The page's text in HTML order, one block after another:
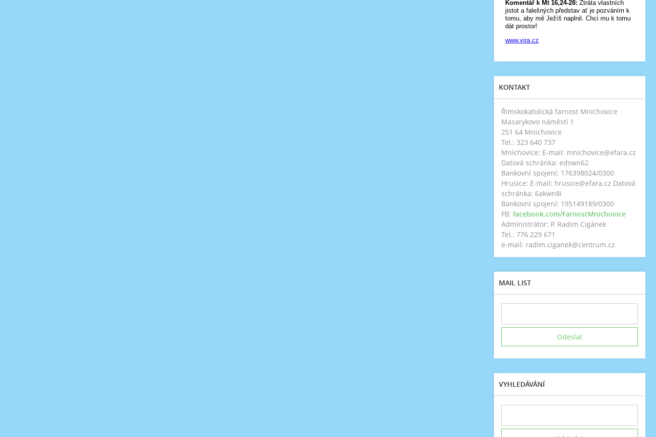
KONTAKT
Římskokatolická farnost Mnichovice
Masarykovo náměstí 1
251 64 Mnichovice
Tel.: 323 640 737
Mnichovice: E-mail: mnichovice@efara.cz
Datová schránka: edswn62
Bankovní spojení: 176398024/0300
Hrusice: E-mail: hrusice@efara.cz Datová
schránka: 6akwn8i
Bankovní spojení: 195149189/0300
FB: facebook.com/FarnostMnichovice
Administrátor: P. Radim Cigánek
Tel.: 776 229 671
e-mail: radim.ciganek@centrum.cz
MAIL LIST
VYHLEDÁVÁNÍ